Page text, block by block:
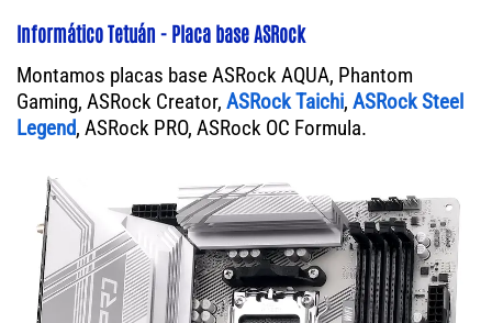
Informático Tetuán - Placa base ASRock
Montamos placas base ASRock AQUA, Phantom
Gaming, ASRock Creator, ASRock Taichi, ASRock Steel
Legend, ASRock PRO, ASRock OC Formula.